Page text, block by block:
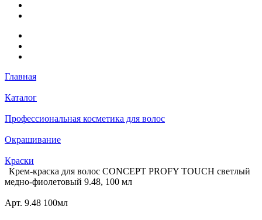
Главная
Каталог
Профессиональная косметика для волос
Окрашивание
Краски
Крем-краска для волос CONCEPT PROFY TOUCH светлый
медно-фиолетовый 9.48, 100 мл
Арт. 9.48 100мл